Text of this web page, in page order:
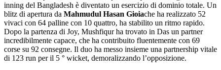
inning del Bangladesh è diventato un esercizio di dominio totale. Un
blitz di apertura da Mahmudul Hasan Gioiache ha realizzato 52
vivaci con 64 palline con 10 quattro, ha stabilito un ritmo rapido.
Dopo la partenza di Joy, Mushfiqur ha trovato in Das un partner
incredibilmente capace, che ha contribuito fluentemente con 69
corse su 92 consegne. Il duo ha messo insieme una partnership vitale
di 123 run per il 5 ° wicket, demoralizzando l’opposizione.